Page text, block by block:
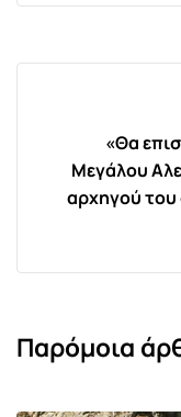
«Θα
Μεγάλου
αρχηγού του
Παρόμοια